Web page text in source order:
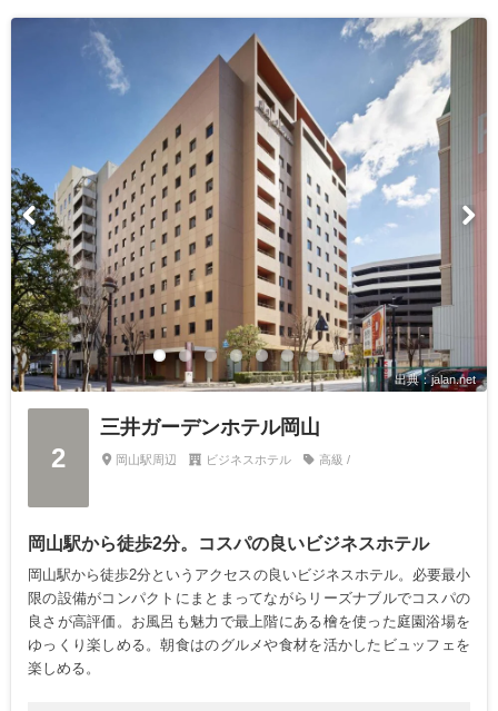
出典：jalan.net
2
三井ガーデンホテル岡山
岡山駅周辺 ビジネスホテル 高級 /
岡山駅から徒歩2分。コスパの良いビジネスホテル
岡山駅から徒歩2分というアクセスの良いビジネスホテル。必要最小
限の設備がコンパクトにまとまってながらリーズナブルでコスパの
良さが高評価。お風呂も魅力で最上階にある檜を使った庭園浴場を
ゆっくり楽しめる。朝食はのグルメや食材を活かしたビュッフェを
楽しめる。